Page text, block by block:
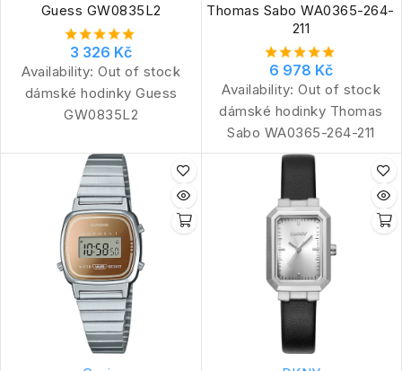
Guess GW0835L2
3 326 Kč
Availability: Out of stock
dámské hodinky Guess
GW0835L2
Thomas Sabo WA0365-264-
211
6 978 Kč
Availability: Out of stock
dámské hodinky Thomas
Sabo WA0365-264-211